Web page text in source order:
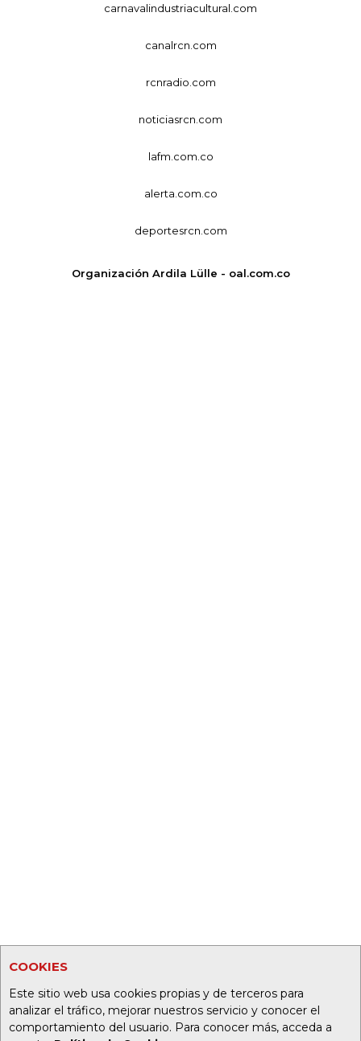
COOKIES
Este sitio web usa cookies propias y de terceros para
analizar el tráfico, mejorar nuestros servicio y conocer el
comportamiento del usuario. Para conocer más, acceda a
carnavalindustriacultural.com
canalrcn.com
rcnradio.com
noticiasrcn.com
lafm.com.co
alerta.com.co
deportesrcn.com
Organización Ardila Lülle - oal.com.co